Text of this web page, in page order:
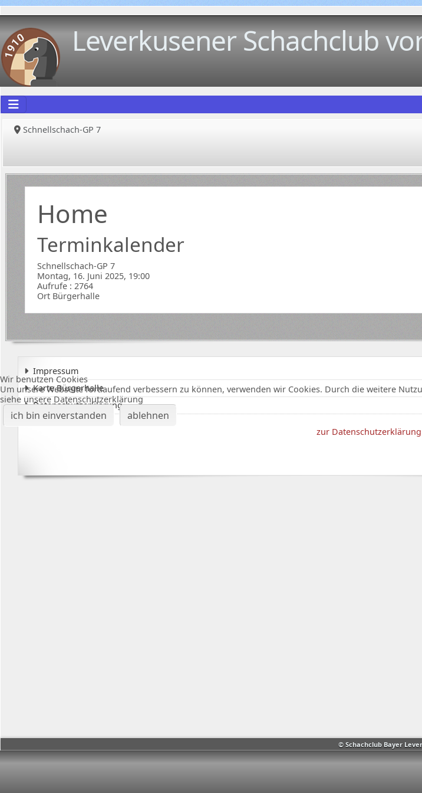
Leverkusener Schachclub
Schnellschach-GP 7
© Schachclub Bayer
Home
Terminkalender
Schnellschach-GP 7
Montag, 16. Juni 2025, 19:00
Aufrufe: 2764
Ort Bürgerhalle
Impressum
Karte Bürgerhalle
Datenschutzerklärung
Wir benutzen Cookies
Um unsere Webseite fortlaufend verbessern zu können, verwenden wir Cookies. Durch die weitere
siehe unsere Datenschutzerklärung
ich bin einverstanden ablehnen
zur Datenschutzerklärung